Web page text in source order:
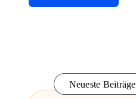
Neueste Beiträge